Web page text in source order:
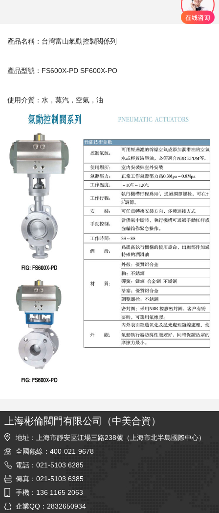
產品名稱：台灣富山氣動控製閥係列
產品型號：FS600X-PD SF600X-PO
使用介質：水，蒸汽，空氣，油
上海彬倫閥門有限公司（中美合資）
地址：上海市靜安區江場三路238號（上海市北半島國際中心）
全國熱線：400-021-9678
電話：021-5103 6285
傳真：021-5103 6385
手機：136 1165 2063
企業QQ：2832650934